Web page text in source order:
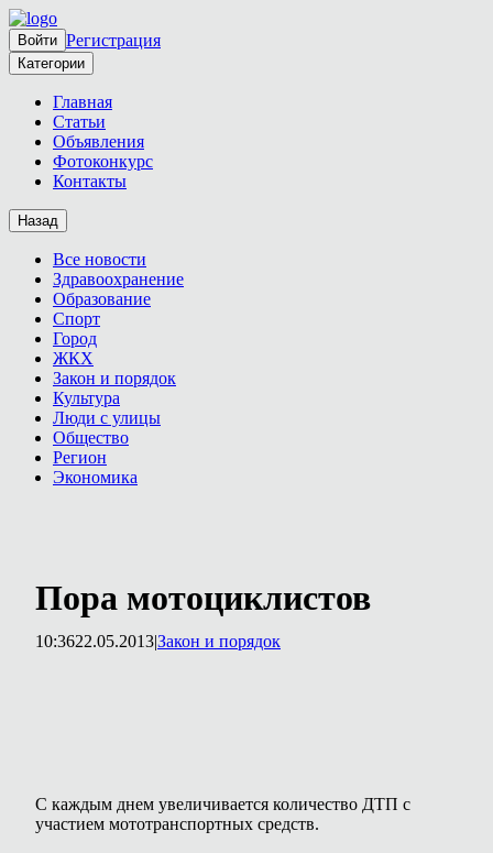
Войти Регистрация
Категории
Главная
Статьи
Объявления
Фотоконкурс
Контакты
Назад
Все новости
Здравоохранение
Образование
Спорт
Город
ЖКХ
Закон и порядок
Культура
Люди с улицы
Общество
Регион
Экономика
Пора мотоциклистов
10:3622.05.2013|Закон и порядок
С каждым днем увеличивается количество ДТП с
участием мототранспортных средств.